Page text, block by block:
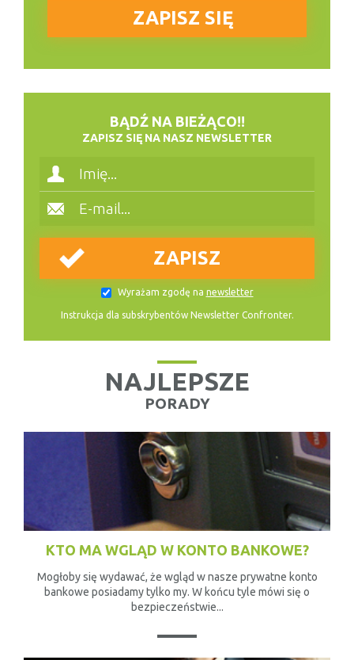
BĄDŹ NA BIEŻĄCO!!
ZAPISZ SIĘ NA NASZ NEWSLETTER
Wyrażam zgodę na newsletter
Instrukcja dla subskrybentów Newsletter Confronter.
NAJLEPSZE
PORADY
KTO MA WGLĄD W KONTO BANKOWE?
Mogłoby się wydawać, że wgląd w nasze prywatne konto
bankowe posiadamy tylko my. W końcu tyle mówi się o
bezpieczeństwie...